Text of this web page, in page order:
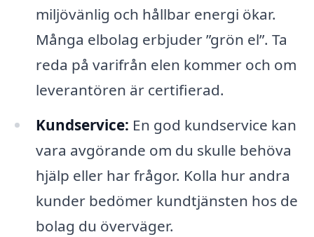
miljövänlig och hållbar energi ökar.
Många elbolag erbjuder ”grön el”. Ta
reda på varifrån elen kommer och om
leverantören är certifierad.
Kundservice: En god kundservice kan
vara avgörande om du skulle behöva
hjälp eller har frågor. Kolla hur andra
kunder bedömer kundtjänsten hos de
bolag du överväger.